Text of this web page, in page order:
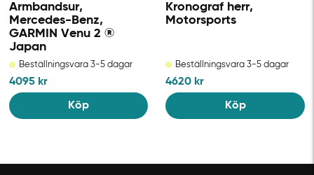
Armbandsur,
Mercedes-Benz,
GARMIN Venu 2 ®
Japan
Beställningsvara 3-5 dagar
4095 kr
Köp
Kronograf herr,
Motorsports
Beställningsvara 3-5 dagar
4620 kr
Köp